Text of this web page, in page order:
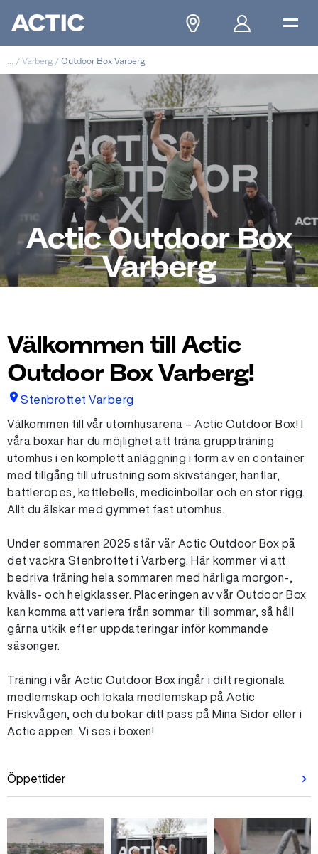
/ Varberg/ Outdoor Box Varberg
Actic Outdoor Box
Varberg
Välkommen till Actic
Outdoor Box Varberg!
Stenbrottet Varberg
Välkommen till vår utomhusarena – Actic Outdoor Box! I
våra boxar har du möjlighet att träna gruppträning
utomhus i en komplett anläggning i form av en container
med tillgång till utrustning som skivstänger, hantlar,
battleropes, kettlebells, medicinbollar och en stor rigg.
Allt du älskar med gymmet fast utomhus.
Under sommaren 2025 står vår Actic Outdoor Box på
det vackra Stenbrottet i Varberg. Här kommer vi att
bedriva träning hela sommaren med härliga morgon-,
kvälls- och helgklasser. Placeringen av vår Outdoor Box
kan komma att variera från sommar till sommar, så håll
gärna utkik efter uppdateringar inför kommande
säsonger.
Träning i vår Actic Outdoor Box ingår i ditt regionala
medlemskap och lokala medlemskap på Actic
Friskvågen, och du bokar ditt pass på Mina Sidor eller i
Actic appen. Vi ses i boxen!
Öppettider